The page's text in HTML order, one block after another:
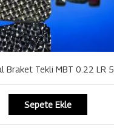
Braket Tekli MBT 0.22 LR 5
Sepete Ekle